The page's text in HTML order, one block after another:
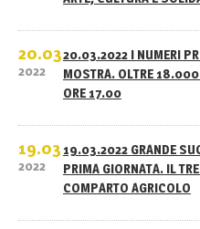
20.03
2022
20.03.2022 I NUMERI
MOSTRA. OLTRE
ORE 17.00
19.03
2022
19.03.2022 GRANDE
PRIMA GIORNATA. IL
COMPARTO AGRICOLO